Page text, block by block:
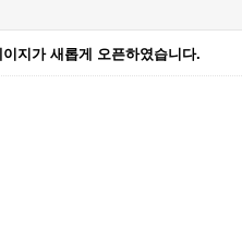
지가 새롭게 오픈하였습니다.